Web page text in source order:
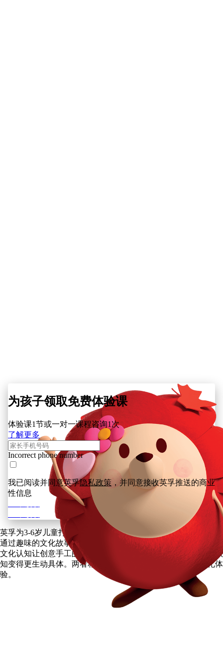
为孩子领取免费体验课
体验课1节或一对一课程咨询1次
了解更多
Incorrect phone number
我已阅读并同意英孚隐私政策 ，并同意接收英孚推送的商业
性信息
英孚为3-6岁儿童打造的《国潮小匠人》，基于中国传统文化，
通过趣味的文化故事，结合创意手作，将文化与手工有机结合。
文化认知让创意手工的制作更有代入感，而创意手工也让文化认
知变得更生动具体。两者相辅相成，带给孩子别具一格的文化体
验。